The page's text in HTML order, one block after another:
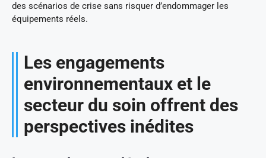
des scénarios de crise sans risquer d’endommager les
équipements réels.
Les engagements
environnementaux et le
secteur du soin offrent des
perspectives inédites